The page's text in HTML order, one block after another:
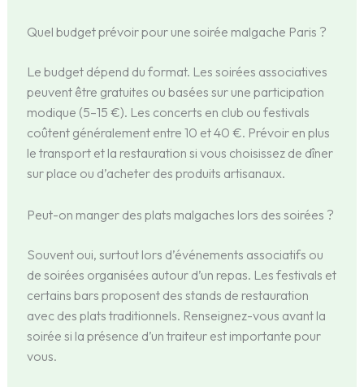
Quel budget prévoir pour une soirée malgache Paris ?
Le budget dépend du format. Les soirées associatives
peuvent être gratuites ou basées sur une participation
modique (5–15 €). Les concerts en club ou festivals
coûtent généralement entre 10 et 40 €. Prévoir en plus
le transport et la restauration si vous choisissez de dîner
sur place ou d’acheter des produits artisanaux.
Peut-on manger des plats malgaches lors des soirées ?
Souvent oui, surtout lors d’événements associatifs ou
de soirées organisées autour d’un repas. Les festivals et
certains bars proposent des stands de restauration
avec des plats traditionnels. Renseignez-vous avant la
soirée si la présence d’un traiteur est importante pour
vous.